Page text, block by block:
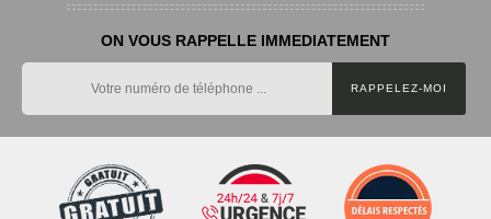
ON VOUS RAPPELLE IMMEDIATEMENT